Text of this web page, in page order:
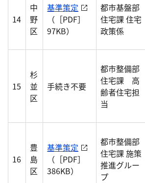
14
中
野
区
基準策定
（［PDF］
97KB）
都市基盤部
住宅課 住宅
政策係
15
杉
並
区
手続き不要
都市整備部
住宅課 高
齢者住宅担
当
16
豊
島
区
基準策定
（［PDF］
386KB）
都市整備部
住宅課 施策
推進グルー
プ